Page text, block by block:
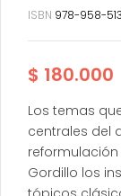
ISBN 978-958-
$ 180.000
Los temas
centrales del
Gordillo los